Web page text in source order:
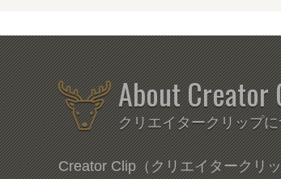
About Creator
クリエイタークリップ
Creator Clip（クリエイタークリ